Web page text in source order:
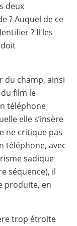
deux
? Auquel de ce
? Il les
du champ, ainsi
film le
téléphone
elle s’insère
ne critique pas
téléphone, avec
sadique
séquence), il
produite, en
trop étroite